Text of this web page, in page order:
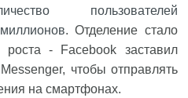
пользователей
. Отделение стало
роста - Facebook заставил
чтобы отправлять
на смартфонах.